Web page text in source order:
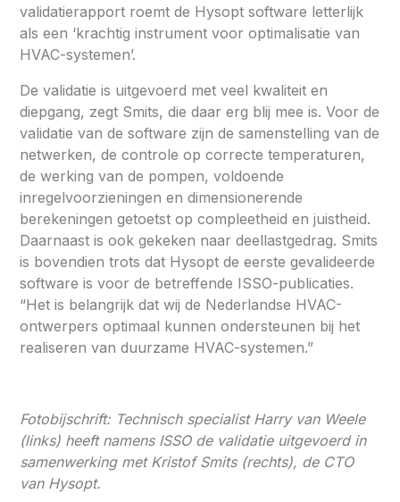
validatierapport roemt de Hysopt software letterlijk
als een ‘krachtig instrument voor optimalisatie van
HVAC-systemen’.
De validatie is uitgevoerd met veel kwaliteit en
diepgang, zegt Smits, die daar erg blij mee is. Voor de
validatie van de software zijn de samenstelling van de
netwerken, de controle op correcte temperaturen,
de werking van de pompen, voldoende
inregelvoorzieningen en dimensionerende
berekeningen getoetst op compleetheid en juistheid.
Daarnaast is ook gekeken naar deellastgedrag. Smits
is bovendien trots dat Hysopt de eerste gevalideerde
software is voor de betreffende ISSO-publicaties.
“Het is belangrijk dat wij de Nederlandse HVAC-
ontwerpers optimaal kunnen ondersteunen bij het
realiseren van duurzame HVAC-systemen.”
Fotobijschrift: Technisch specialist Harry van Weele
(links) heeft namens ISSO de validatie uitgevoerd in
samenwerking met Kristof Smits (rechts), de CTO
van Hysopt.